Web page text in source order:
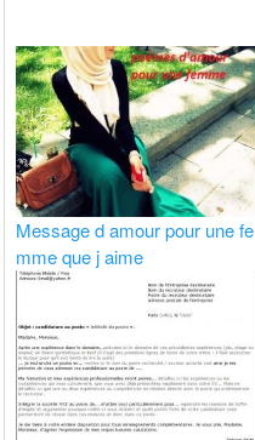
Message d amour pour une fe
mme que j aime